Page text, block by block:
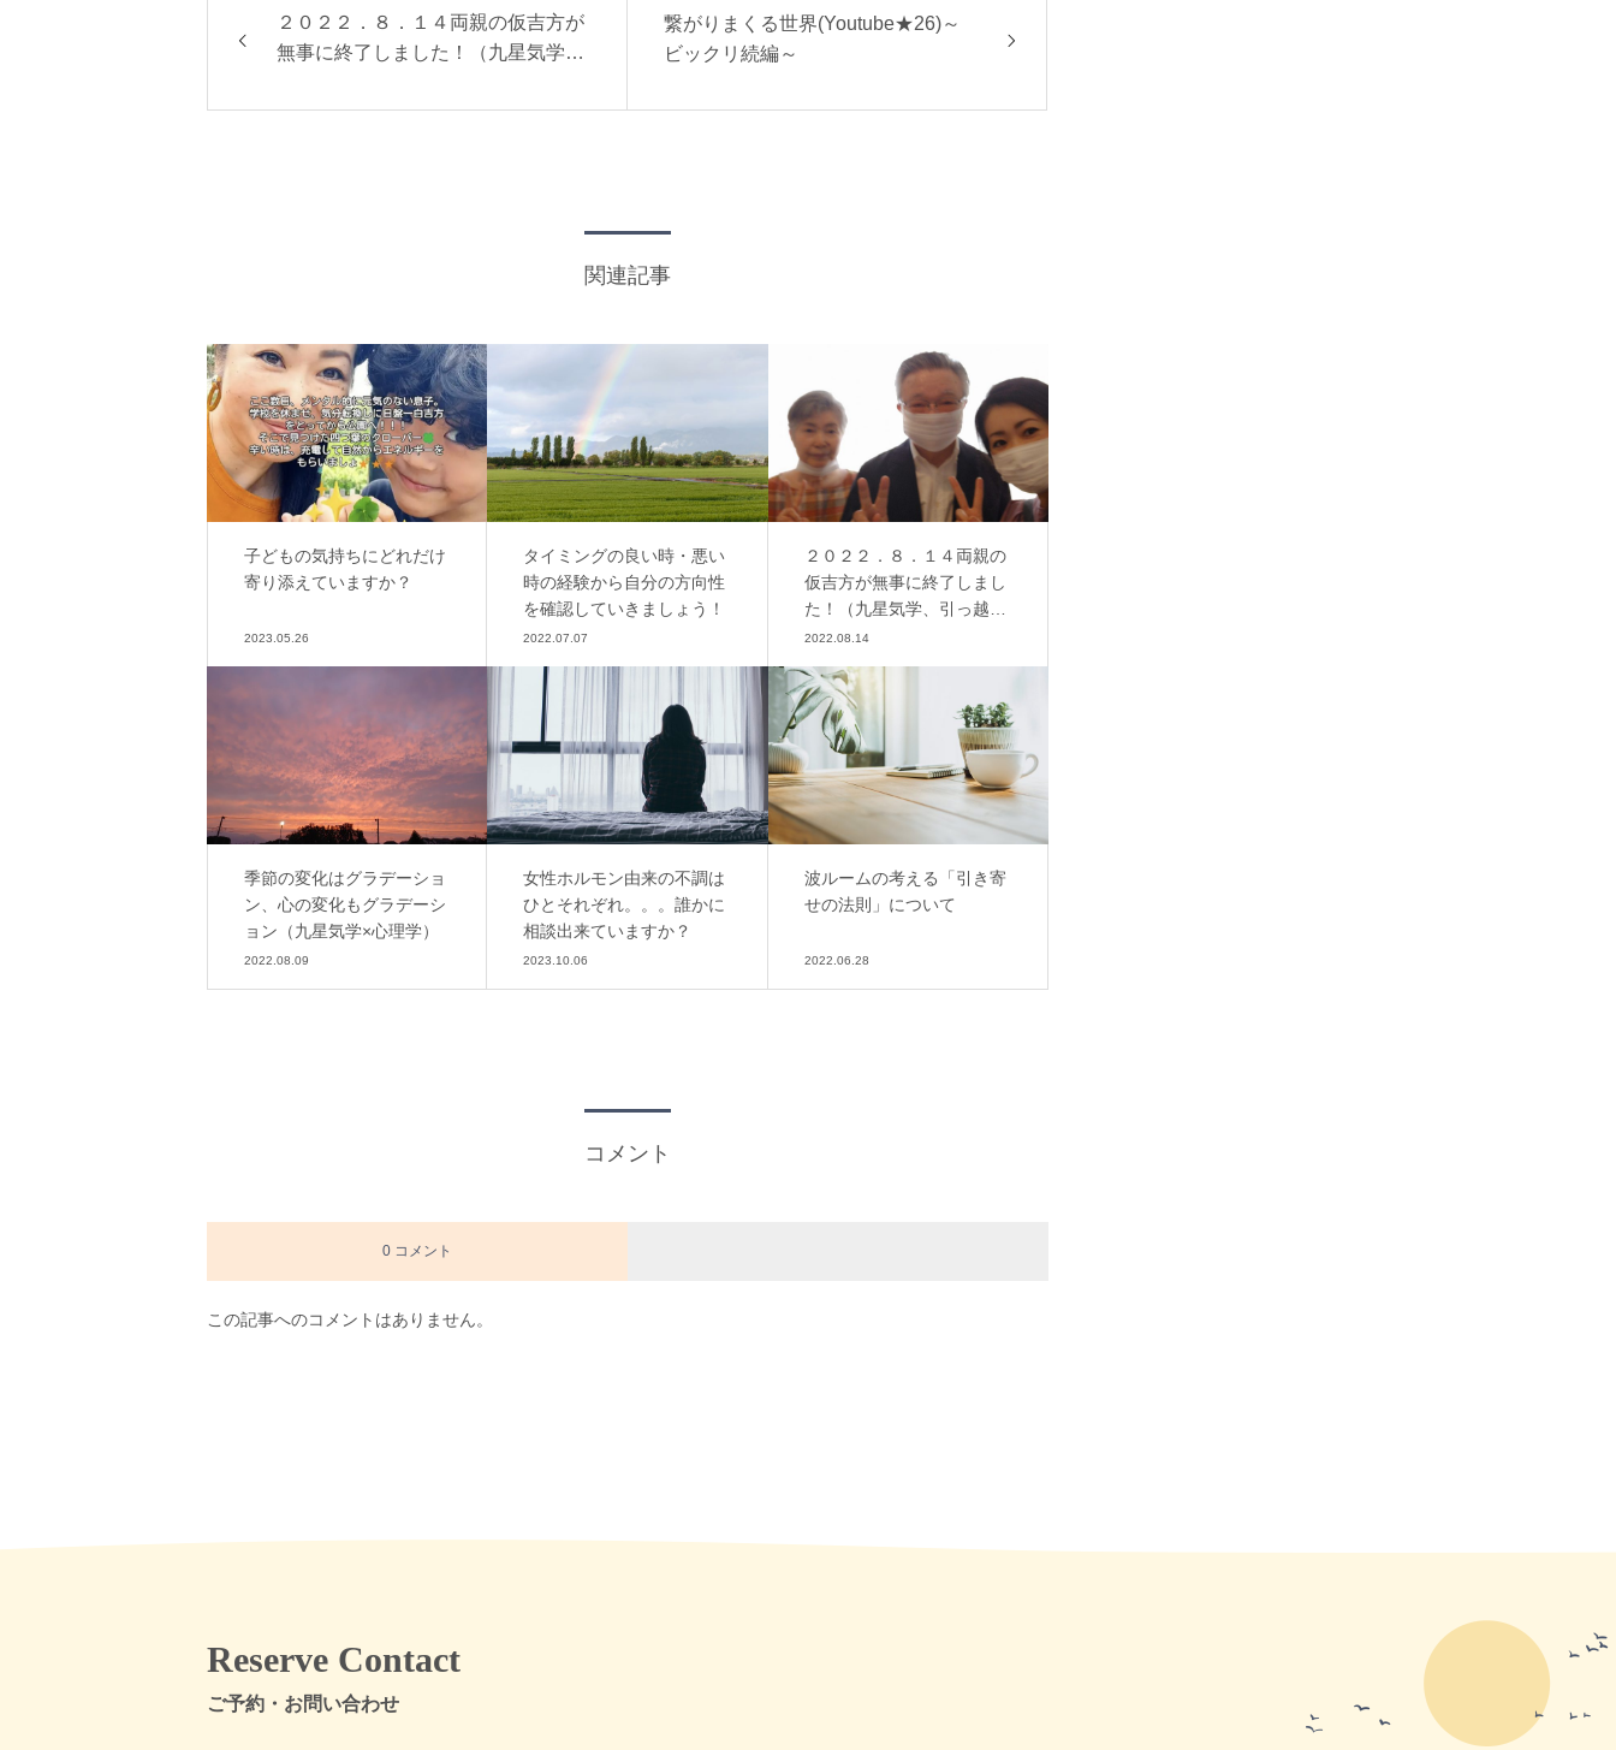
２０２２．８．１４両親の仮吉方が
無事に終了しました！（九星気学、
繋がりまくる世界(Youtube★26)～
ビックリ続編～
関連記事
子どもの気持ちにどれだけ
寄り添えていますか？
2023.05.26
タイミングの良い時・悪い
時の経験から自分の方向性
を確認していきましょう！
2022.07.07
２０２２．８．１４両親の
仮吉方が無事に終了しまし
た！（九星気学、引っ越し
吉方）
2022.08.14
季節の変化はグラデーショ
ン、心の変化もグラデーシ
ョン（九星気学×心理学）
2022.08.09
女性ホルモン由来の不調は
ひとそれぞれ。。。誰かに
相談出来ていますか？
2023.10.06
波ルームの考える「引き寄
せの法則」について
2022.06.28
コメント
0 コメント
この記事へのコメントはありません。
Reserve Contact
ご予約・お問い合わせ